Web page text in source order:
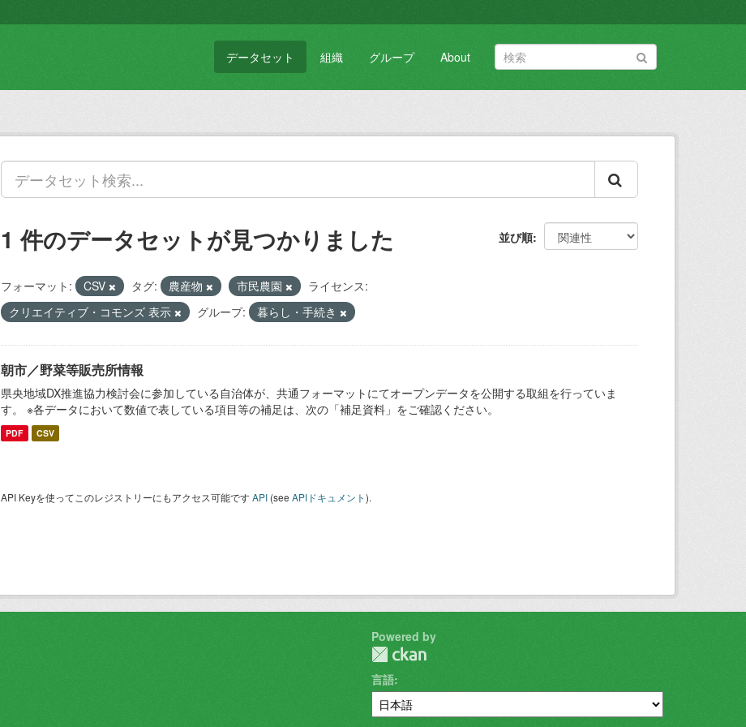
データセット 組織 グループ About
並び順
1 件のデータセットが見つかりました
フォーマット: CSV タグ: 農産物 市民農園
ライセンス:
クリエイティブ・コモンズ 表示
グループ: 暮らし・手続き
朝市／野菜等販売所情報
県央地域DX推進協力検討会に参加している自治体が、共通フォーマットにてオープンデータを公開する取組を行っていま
す。 ※各データにおいて数値で表している項目等の補足は、次の「補足資料」をご確認ください。
PDF CSV
API Keyを使ってこのレジストリーにもアクセス可能ですAPI (see APIドキュメント).
Powered by
言語